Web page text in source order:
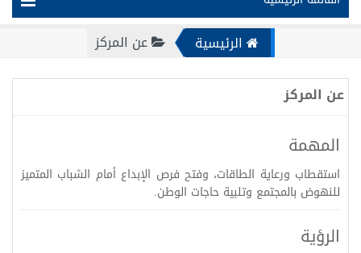
الرئيسية عن المركز
عن المركز
المهمة
استقطاب ورعاية الطاقات، وفتح فرص الإبداع أمام الشباب المتميز
للنهوض بالمجتمع وتلبية حاجات الوطن.
الرؤية